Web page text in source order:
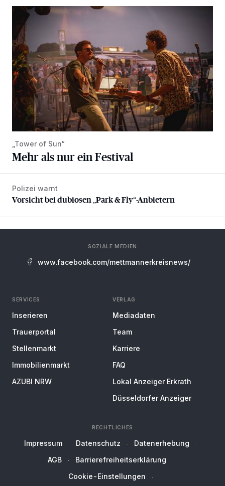
Mehr als nur ein Festival
„Tower of Sun“
Mehr als nur ein Festival
Vorsicht bei dubiosen „Park & Fly“-Anbietern
Polizei warnt
Vorsicht bei dubiosen „Park & Fly“-Anbietern
SOZIALE MEDIEN
www.facebook.com/mettmannerkreisnews/
SERVICES
Inserieren
Trauerportal
Stellenmarkt
Immobilienmarkt
AZUBI NRW
VERLAG
Mediadaten
Team
Karriere
FAQ
Lokal Anzeiger Erkrath
Düsseldorfer Anzeiger
RECHTLICHES
Impressum Datenschutz
Datenerhebung
AGB
Barrierefreiheitserklärung
Cookie-Einstellungen